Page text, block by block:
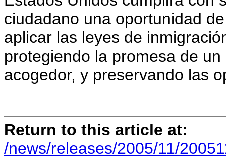
ciudadano una oportunidad
aplicar las leyes de
protegiendo la promesa de
acogedor, y preservando las
Return to this article at:
/news/releases/2005/11/